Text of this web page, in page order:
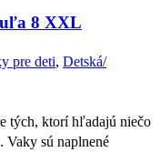
8 XXL
pre deti, Detská/
tých, ktorí hľadajú niečo
Vaky sú naplnené